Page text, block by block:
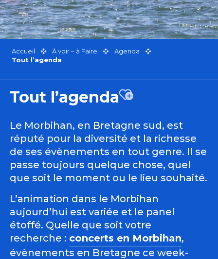
Accueil À voir – à Faire
Agenda
Tout l’agenda
Tout l’agendaAjouter aux
Le Morbihan, en Bretagne sud, est
réputé pour la diversité et la richesse
de ses évènements en tout genre. Il se
passe toujours quelque chose, quel
que soit le moment ou le lieu souhaité.
L’animation dans le Morbihan
aujourd’hui est variée et le panel
étoffé. Quelle que soit votre
recherche : concerts en Morbihan,
évènements en Bretagne ce week-